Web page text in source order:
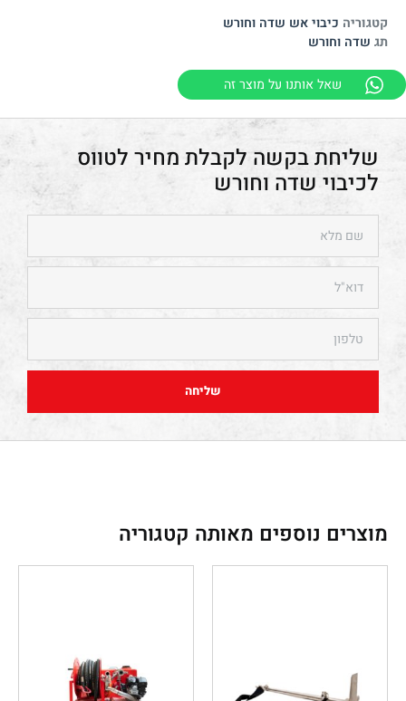
קטגוריה כיבוי אש שדה וחורש
תג שדה וחורש
שאל אותנו על מוצר זה
טווס
לכיבוי שדה וחורש
שליחה
מוצרים נוספים מאותה קטגוריה